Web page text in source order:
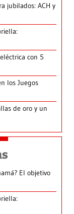
jubilados: ACH y
con 5
los Juegos
de oro y un
El objetivo